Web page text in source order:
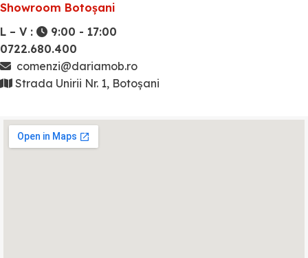
Showroom Botoșani
L – V :
9:00 - 17:00
0722.680.400
comenzi@dariamob.ro
Strada Unirii Nr. 1, Botoșani